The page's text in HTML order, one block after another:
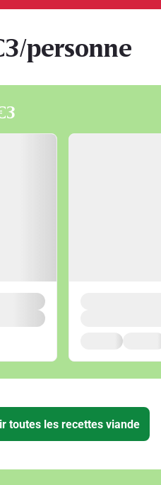
personne
toutes les recettes viande